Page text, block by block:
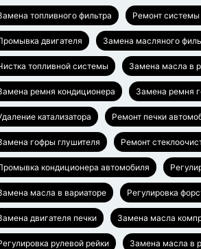
топливного фильтра Ремонт
двигателя Замена масляного
топливной системы Замена масла в
ремня кондиционера Замена ремня
катализатора Ремонт печки
гофры глушителя Ремонт
кондиционера автомобиля
масла в вариаторе Регулировка
двигателя печки Замена масла
рулевой рейки Замена масла в